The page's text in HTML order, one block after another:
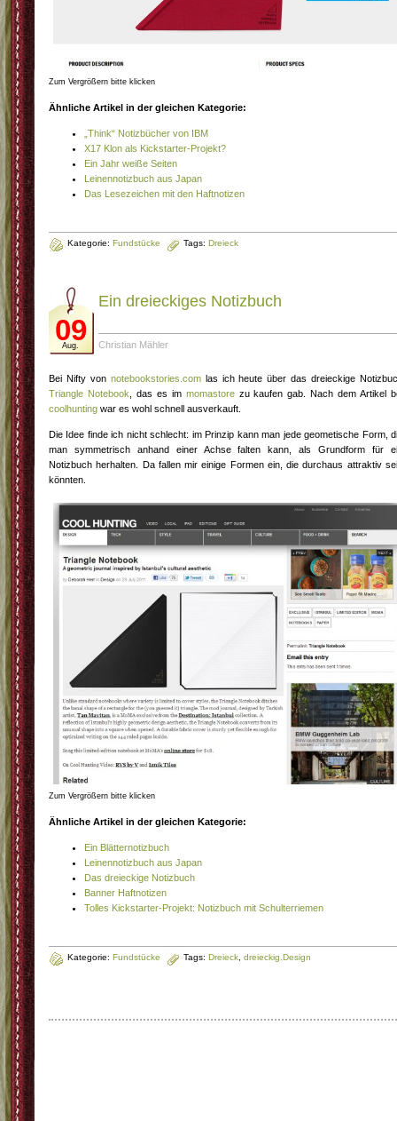
Zum Vergrößern bitte klicken
Ähnliche Artikel in der gleichen Kategorie:
„Think“ Notizbücher von IBM
X17 Klon als Kickstarter-Projekt?
Ein Jahr weiße Seiten
Leinennotizbuch aus Japan
Das Lesezeichen mit den Haftnotizen
Kategorie: Fundstücke Tags: Dreieck
09
Aug.
Ein dreieckiges Notizbuch
Christian Mähler
Bei Nifty von notebookstories.comlas ich heute über das dreieckige
Triangle Notebook , das es im momastorezu kaufen gab. Nach dem Artikel
coolhunting war es wohl schnell ausverkauft.
Die Idee finde ich nicht schlecht: im Prinzip kann man jede geometische Form,
man symmetrisch anhand einer Achse falten kann, als Grundform für
Notizbuch herhalten. Da fallen mir einige Formen ein, die durchaus attraktiv
könnten.
Zum Vergrößern bitte klicken
Ähnliche Artikel in der gleichen Kategorie:
Ein Blätternotizbuch
Leinennotizbuch aus Japan
Das dreieckige Notizbuch
Banner Haftnotizen
Tolles Kickstarter-Projekt: Notizbuch mit Schulterriemen
Kategorie: Fundstücke Tags: Dreieck, dreieckig.Design